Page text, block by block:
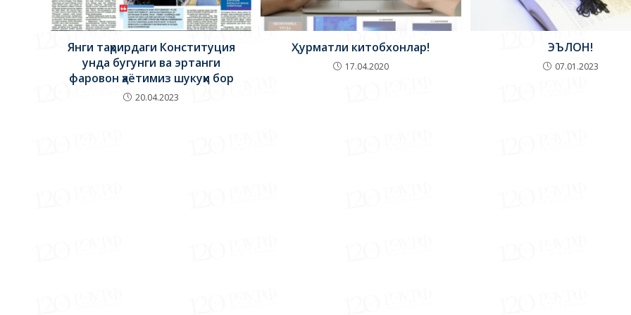
Янги таҳрирдаги Конституция
унда бугунги ва эртанги
фаровон ҳаётимиз шукуҳи бор
20.04.2023
Ҳурматли китобхонлар!
17.04.2020
ЭЪЛОН!
07.01.2023